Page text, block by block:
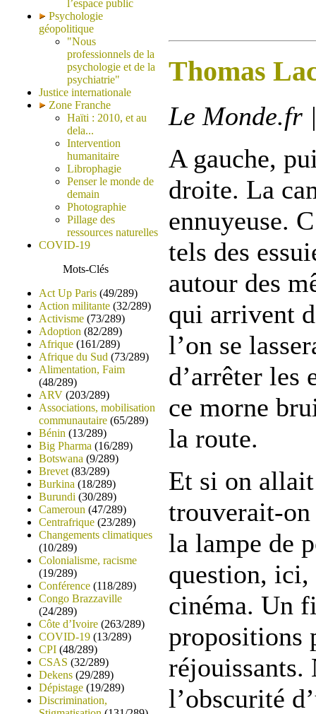
l’espace public
Psychologie
géopolitique
"Nous
professionnels de la
psychologie et de la
psychiatrie"
Justice internationale
Zone Franche
Haïti : 2010, et au
dela...
Intervention
humanitaire
Librophagie
Penser le monde de
demain
Photographie
Pillage des
ressources naturelles
COVID-19
Mots-Clés
Act Up Paris (49/289)
Action militante (32/289)
Activisme (73/289)
Adoption (82/289)
Afrique (161/289)
Afrique du Sud (73/289)
Alimentation, Faim
(48/289)
ARV (203/289)
Associations, mobilisation
communautaire (65/289)
Bénin (13/289)
Big Pharma (16/289)
Botswana (9/289)
Brevet (83/289)
Burkina (18/289)
Burundi (30/289)
Cameroun (47/289)
Centrafrique (23/289)
Changements climatiques
(10/289)
Colonialisme, racisme
(19/289)
Conférence (118/289)
Congo Brazzaville
(24/289)
Côte d’Ivoire (263/289)
COVID-19 (13/289)
CPI (48/289)
CSAS (32/289)
Dekens (29/289)
Dépistage (19/289)
Discrimination,
Thomas
Le Monde.fr
A gauche,
droite. La
ennuyeuse.
tels des
autour des
qui arrivent
l’on se
d’arrêter les
ce morne
la route.
Et si on
trouverait-on
la lampe de
question, ici,
cinéma. Un
propositions
réjouissants.
l’obscurité